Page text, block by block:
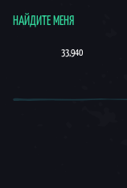
НАЙДИТЕ МЕНЯ
33,940